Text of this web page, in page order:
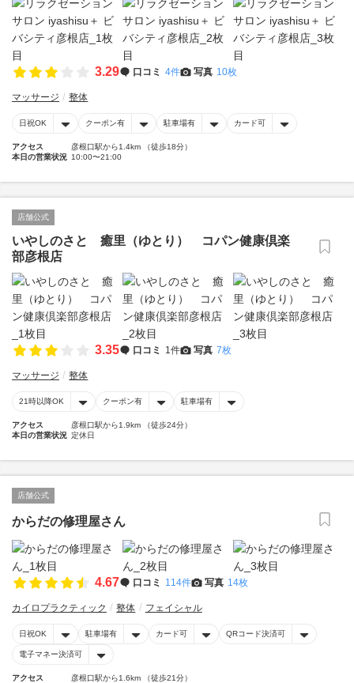
3.29 口コミ 4件 写真 10枚
マッサージ 整体
日祝OK クーポン有 駐車場有 カード可
アクセス
彦根口駅から1.4km （徒歩18分）
本日の営業状況 10:00〜21:00
店舗公式
いやしのさと 癒里（ゆとり） コパン健康倶楽
部彦根店
3.35 口コミ 1件 写真 7枚
マッサージ 整体
21時以降OK クーポン有 駐車場有
アクセス
彦根口駅から1.9km （徒歩24分）
本日の営業状況 定休日
店舗公式
からだの修理屋さん
4.67 口コミ 114件 写真 14枚
カイロプラクティック 整体 フェイシャル
日祝OK 駐車場有 カード可 QRコード決済可
電子マネー決済可
アクセス
彦根口駅から1.6km （徒歩21分）